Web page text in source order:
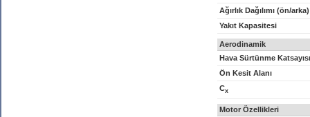
Ağırlık Dağılımı (ön/arka)
Yakıt Kapasitesi
Aerodinamik
Hava Sürtünme Katsayısı
Ön Kesit Alanı
Cx
Motor Özellikleri